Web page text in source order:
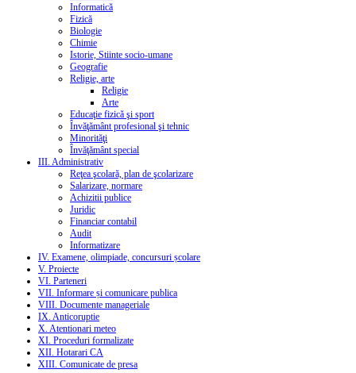
Informatică
Fizică
Biologie
Chimie
Istorie, Stiinte socio-umane
Geografie
Religie, arte
Religie
Arte
Educaţie fizică şi sport
Învăţământ profesional şi tehnic
Minorităţi
Învăţământ special
III. Administrativ
Reţea şcolară, plan de şcolarizare
Salarizare, normare
Achizitii publice
Juridic
Financiar contabil
Audit
Informatizare
IV. Examene, olimpiade, concursuri școlare
V. Proiecte
VI. Parteneri
VII. Informare și comunicare publica
VIII. Documente manageriale
IX. Anticoruptie
X. Atentionari meteo
XI. Proceduri formalizate
XII. Hotarari CA
XIII. Comunicate de presa